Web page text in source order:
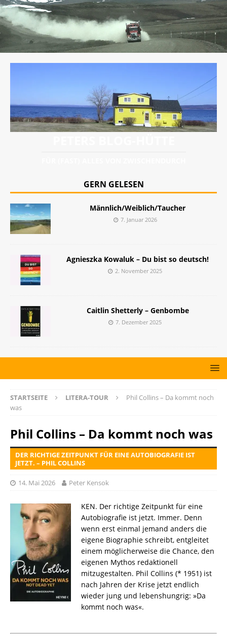
GERN GELESEN
Männlich/Weiblich/Taucher
7. Januar 2026
Agnieszka Kowaluk – Du bist so deutsch!
2. November 2025
Caitlin Shetterly – Genbombe
7. Dezember 2025
STARTSEITE LITERA-TOUR
Phil Collins – Da kommt noch
was
Phil Collins – Da kommt noch was
DER RICHTIGE ZEITPUNKT FÜR EINE AUTOBIOGRAFIE IST
JETZT. – PHIL COLLINS
14. Mai 2026 Peter Kensok
KEN. Der richtige Zeitpunkt für eine
Autobiografie ist jetzt. Immer. Denn
wenn erst einmal jemand anders die
eigene Biographie schreibt, entgleitet
einem möglicherweise die Chance, den
eigenen Mythos redaktionell
mitzugestalten. Phil Collins (* 1951) ist
nach Jahren der Krise jetzt endlich
wieder jung und lebenshungrig: »Da
kommt noch was«.